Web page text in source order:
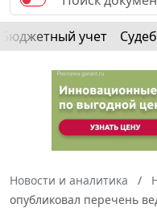
Бюджетный учет
Новости и аналитика
опубликовал перечень